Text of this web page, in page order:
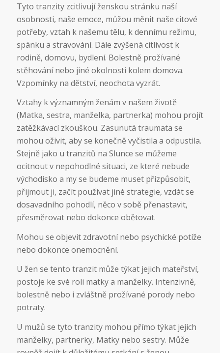
Tyto tranzity zcitlivují ženskou stránku naší
osobnosti, naše emoce, můžou měnit naše citové
potřeby, vztah k našemu tělu, k dennímu režimu,
spánku a stravování. Dále zvýšená citlivost k
rodině, domovu, bydlení. Bolestně prožívané
stěhování nebo jiné okolnosti kolem domova.
Vzpomínky na dětství, neochota vyzrát.
Vztahy k významným ženám v našem životě
(Matka, sestra, manželka, partnerka) mohou projít
zatěžkávací zkouškou. Zasunutá traumata se
mohou oživit, aby se konečně vyčistila a odpustila.
Stejně jako u tranzitů na Slunce se můžeme
ocitnout v nepohodlné situaci, ze které nebude
východisko a my se budeme muset přizpůsobit,
přijmout ji, začít používat jiné strategie, vzdát se
dosavadního pohodlí, něco v sobě přenastavit,
přesměrovat nebo dokonce obětovat.
Mohou se objevit zdravotní nebo psychické potíže
nebo dokonce onemocnění.
U žen se tento tranzit může týkat jejich mateřství,
postoje ke své roli matky a manželky. Intenzivně,
bolestně nebo i zvláštně prožívané porody nebo
potraty.
U mužů se tyto tranzity mohou přímo týkat jejich
manželky, partnerky, Matky nebo sestry. Může